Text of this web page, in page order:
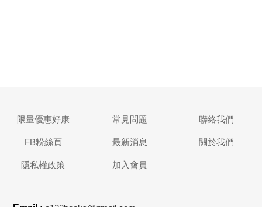
限量優惠好康 常見問題 聯絡我們
FB粉絲頁 最新消息 關於我們
隱私權政策 加入會員